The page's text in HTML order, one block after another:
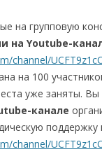
на групповую
на Youtube-
channel/
на 100
уже заняты.
канале
channel/